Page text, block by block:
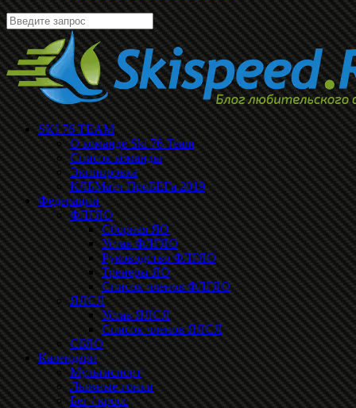
SKI 76 TEAM
О команде Ski 76 Team
Список команды
Экипировка
КЛБМатч ПроБЕГа 2019
Федерации
ФЛГЯО
Сборная ЯО
Устав ФЛГЯО
Руководство ФЛГЯО
Тренеры ЯО
Список членов ФЛГЯО
ЯЛСЛ
Устав ЯЛСЛ
Список членов ЯЛСЛ
СБЯО
Календари
Мультиспорт
Лыжные гонки
Бег / кросс